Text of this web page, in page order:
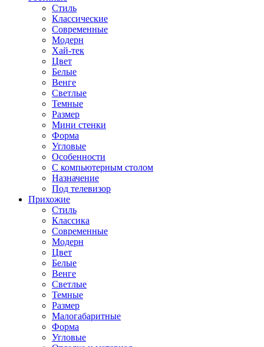
Стиль
Классические
Современные
Модерн
Хай-тек
Цвет
Белые
Венге
Светлые
Темные
Размер
Мини стенки
Форма
Угловые
Особенности
С компьютерным столом
Назначение
Под телевизор
Прихожие
Стиль
Классика
Современные
Модерн
Цвет
Белые
Венге
Светлые
Темные
Размер
Малогабаритные
Форма
Угловые